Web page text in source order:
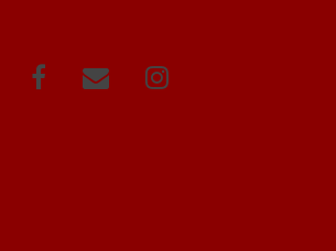
FacebookCorreo Instagram